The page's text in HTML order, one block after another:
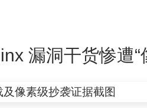
漏洞干货惨遭“